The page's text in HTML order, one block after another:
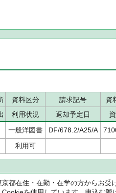
資料区分 請求記号 資
利用状況 返却予定日
一般洋図書 DF/678.2/A25/A
利用可
京都在住・在勤・在学の方からお受